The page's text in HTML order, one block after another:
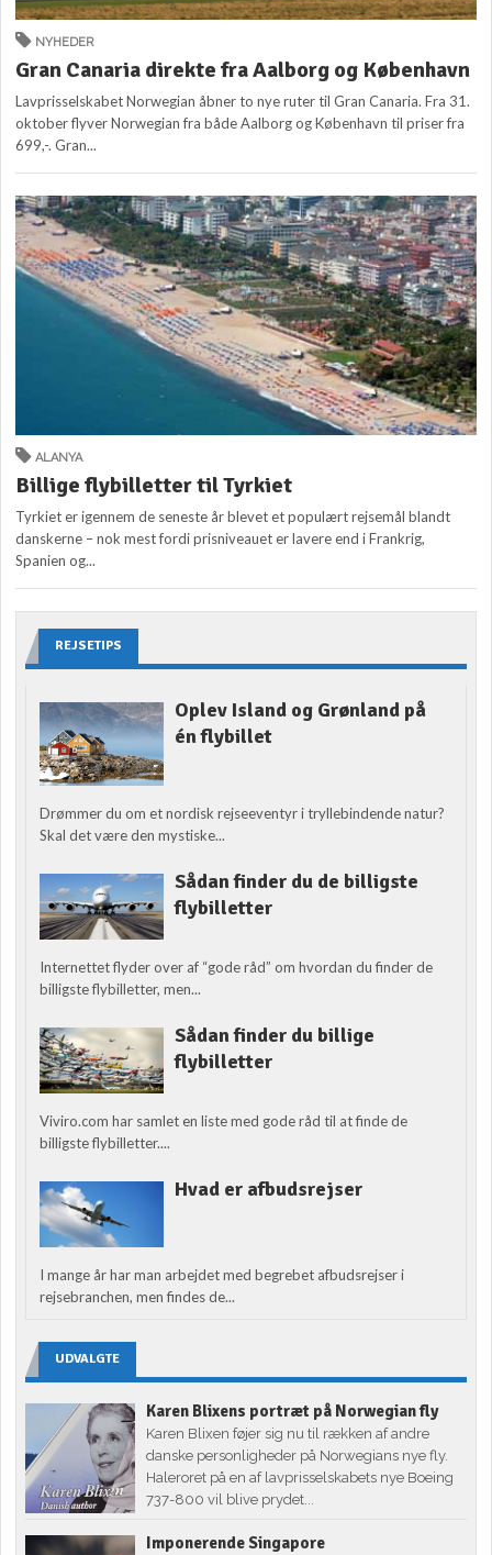
NYHEDER
Gran Canaria direkte fra Aalborg og København
Lavprisselskabet Norwegian åbner to nye ruter til Gran Canaria. Fra 31.
oktober flyver Norwegian fra både Aalborg og København til priser fra
699,-. Gran...
ALANYA
Billige flybilletter til Tyrkiet
Tyrkiet er igennem de seneste år blevet et populært rejsemål blandt
danskerne – nok mest fordi prisniveauet er lavere end i Frankrig,
Spanien og...
REJSETIPS
Oplev Island og Grønland på
én flybillet
Drømmer du om et nordisk rejseeventyr i tryllebindende natur?
Skal det være den mystiske...
Sådan finder du de billigste
flybilletter
Internettet flyder over af “gode råd” om hvordan du finder de
billigste flybilletter, men...
Sådan finder du billige
flybilletter
Viviro.com har samlet en liste med gode råd til at finde de
billigste flybilletter....
Hvad er afbudsrejser
I mange år har man arbejdet med begrebet afbudsrejser i
rejsebranchen, men findes de...
UDVALGTE
Karen Blixens portræt på Norwegian fly
Karen Blixen føjer sig nu til rækken af andre
danske personligheder på Norwegians nye fly.
Haleroret på en af lavprisselskabets nye Boeing
737-800 vil blive prydet...
Imponerende Singapore